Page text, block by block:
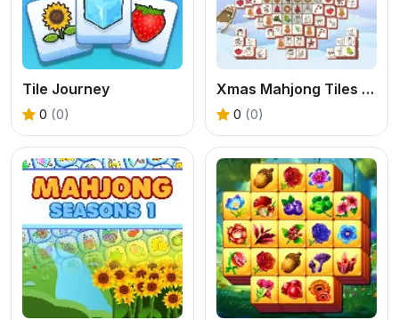
Tile Journey
0 (0)
Xmas Mahjong Tiles 2023
0 (0)